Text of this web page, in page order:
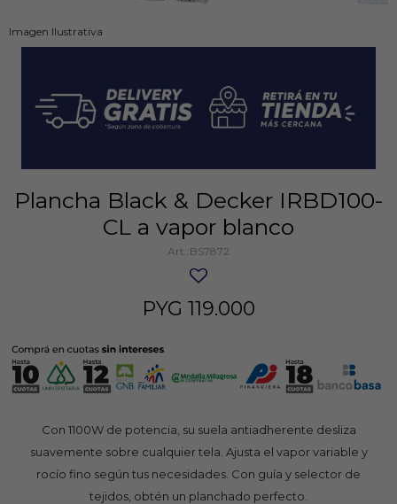
Imagen Ilustrativa
Plancha Black & Decker IRBD100-
CL a vapor blanco
BS7872
PYG 119.000
Con 1100W de potencia, su suela antiadherente desliza
suavemente sobre cualquier tela. Ajusta el vapor variable y
rocío fino según tus necesidades. Con guía y selector de
tejidos, obtén un planchado perfecto.